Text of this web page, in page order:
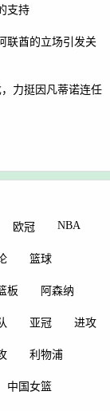
支持
联酋的立场引发关
力挺因凡蒂诺连任
欧冠 NBA
篮球
板 阿森纳
亚冠 进攻
利物浦
中国女篮